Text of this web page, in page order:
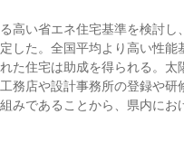
高い省エネ住宅基準を検討し
した。全国平均より高い性能
た住宅は助成を得られる。太
務店や設計事務所の登録や研
みであることから、県内にお